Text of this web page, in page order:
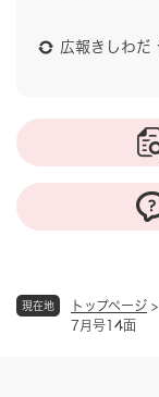
現在地 トップページ >
7月号14面
広報きしわ